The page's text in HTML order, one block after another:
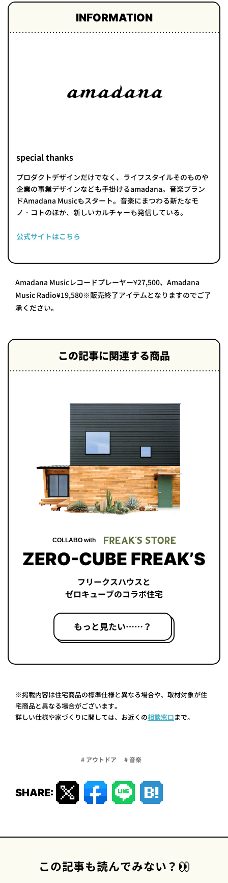
INFORMATION
special thanks
プロダクトデザインだけでなく、ライフスタイルそのものや
企業の事業デザインなども手掛けるamadana。音楽ブラン
ドAmadana Musicもスタート。音楽にまつわる新たなモ
ノ・コトのほか、新しいカルチャーも発信している。
公式サイトはこちら
Amadana Musicレコードプレーヤー¥27,500、Amadana
Music Radio¥19,580※販売終了アイテムとなりますのでご了
承ください。
この記事に関連する商品
COLLABO with
ZERO-CUBE FREAK’S
フリークスハウスと
ゼロキューブのコラボ住宅
もっと見たい……？
※掲載内容は住宅商品の標準仕様と異なる場合や、取材対象が住
宅商品と異なる場合がございます。
詳しい仕様や家づくりに関しては、お近くの相談窓口まで。
# アウトドア # 音楽
SHARE:
この記事も読んでみない？